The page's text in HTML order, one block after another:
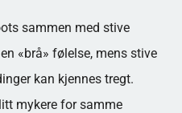
sammen med stive
«brå» følelse, mens stive
kan kjennes tregt.
mykere for samme